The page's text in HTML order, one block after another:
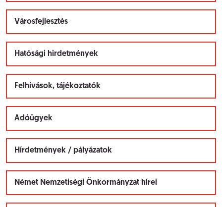
Városfejlesztés
Hatósági hirdetmények
Felhívások, tájékoztatók
Adóügyek
Hírdetmények / pályázatok
Német Nemzetiségi Önkormányzat hírei